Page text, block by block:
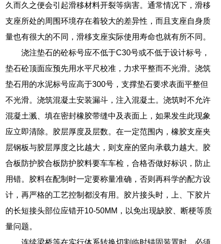
久而久之便会引起滑移材料开裂等病害。通常情况下，滑移
支座所处的周围环境存在着较大的差异性，而且支座自身质
量也有很大的不同，滑移支座实际使用寿命也就有所不同。
浇注垫石的砼标号应不低于C30号或不低于设计标号，
垫石砼顶面应预先用水平尺校准，力求平整而不光滑。浇筑
垫石用的水泥标号应高于300号，支撑垫石要求表面平整但
不光滑。浇筑混凝土安装漏斗，注入混凝土。浇筑时不允许
混凝土溅、填在密封橡胶带缝中及表面上，如果发生此现象
应立即清除。胶层厚度及层数。在一定范围内，橡胶支座夹
层钢板与胶层厚度之比越大，则支座的竖向承载力越大。胶
合板防护胶合板防护胶料要车车检，合格否做好标识，防止
用错。胶料在配制时一定要称量准确，否则再科学的配方设
计，再严格的工艺控制都没有用。胶片接头时，上、下胶片
的长短接头部位应错开10-50MM，以免出现缺胶、断梗等质
量问题。
连续梁桥等在实行体系转换切割临时锚固装置时，必须